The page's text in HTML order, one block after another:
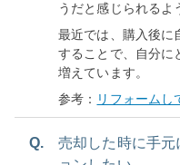
うだと感じられるよ
最近では、購入後に
することで、自分に
増えています。
参考： リフォームし
Q.
売却した時に手